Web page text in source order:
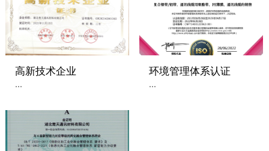
高新技术企业
...
环境管理体系认证
...